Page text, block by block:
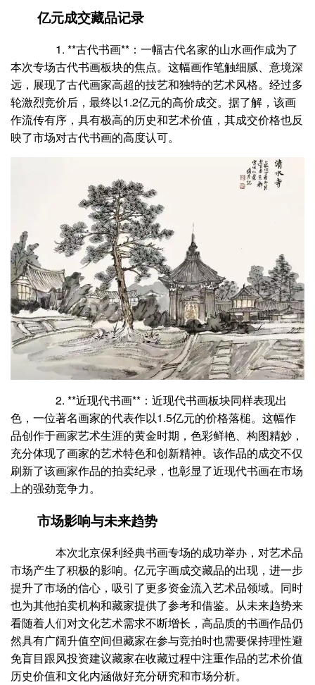
亿元成交藏品记录
1. **古代书画**：一幅古代名家的山水画作成为了
本次专场古代书画板块的焦点。这幅画作笔触细腻、意境深
远，展现了古代画家高超的技艺和独特的艺术风格。经过多
轮激烈竞价后，最终以1.2亿元的高价成交。据了解，该画
作流传有序，具有极高的历史和艺术价值，其成交价格也反
映了市场对古代书画的高度认可。
2. **近现代书画**：近现代书画板块同样表现出
色，一位著名画家的代表作以1.5亿元的价格落槌。这幅作
品创作于画家艺术生涯的黄金时期，色彩鲜艳、构图精妙，
充分体现了画家的艺术特色和创新精神。该作品的成交不仅
刷新了该画家作品的拍卖纪录，也彰显了近现代书画在市场
上的强劲竞争力。
市场影响与未来趋势
本次北京保利经典书画专场的成功举办，对艺术品
市场产生了积极的影响。亿元字画成交藏品的出现，进一步
提升了市场的信心，吸引了更多资金流入艺术品领域。同时
也为其他拍卖机构和藏家提供了参考和借鉴。从未来趋势来
看随着人们对文化艺术需求不断增长，高品质的书画作品仍
然具有广阔升值空间但藏家在参与竞拍时也需要保持理性避
免盲目跟风投资建议藏家在收藏过程中注重作品的艺术价值
历史价值和文化内涵做好充分研究和市场分析。